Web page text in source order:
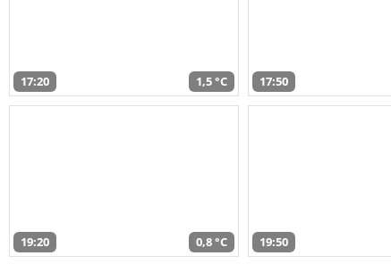
17:20 1,5 °C 17:50
19:20 0,8 °C 19:50